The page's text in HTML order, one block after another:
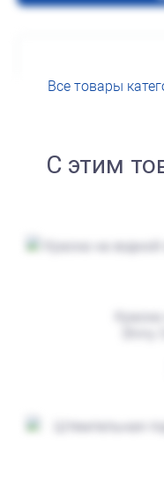
Печать Почта
Все товары
С этим